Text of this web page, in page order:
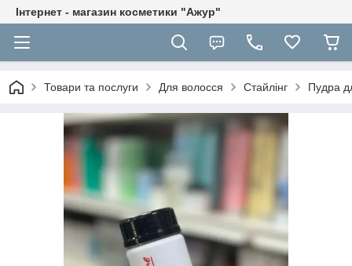
Інтернет - магазин косметики "Ажур"
Товари та послуги Для волосся Стайлінг Пудра